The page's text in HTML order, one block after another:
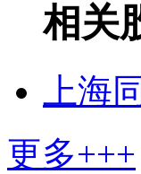
相关
上海
更多+++